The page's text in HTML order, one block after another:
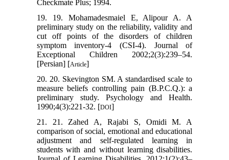
Checkmate Plus; 1994.
19. 19. Mohamadesmaiel E, Alipour A. A
preliminary study on the reliability, validity and
cut off points of the disorders of children
symptom inventory-4 (CSI-4). Journal of
Exceptional Children 2002;2(3):239–54.
[Persian] [Article]
20. 20. Skevington SM. A standardised scale to
measure beliefs controlling pain (B.P.C.Q.): a
preliminary study. Psychology and Health.
1990;4(3):221-32.‌ [DOI]
21. 21. Zahed A, Rajabi S, Omidi M. A
comparison of social, emotional and educational
adjustment and self-regulated learning in
students with and without learning disabilities.